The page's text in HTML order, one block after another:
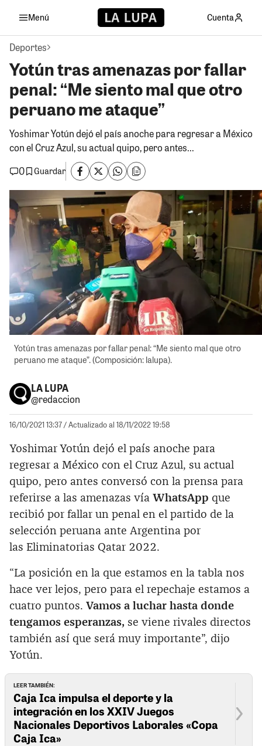
Menú Cuenta
Deportes
Yotún tras amenazas por fallar
penal: “Me siento mal que otro
peruano me ataque”
Yoshimar Yotún dejó el país anoche para regresar a México
con el Cruz Azul, su actual quipo, pero antes...
0
Guardar
Yotún tras amenazas por fallar penal: “Me siento mal que otro
peruano me ataque”. (Composición: lalupa).
LA LUPA
@redaccion
16/10/2021 13:37/ Actualizado al 18/11/2022 19:58
Yoshimar Yotún dejó el país anoche para
regresar a México con el Cruz Azul, su actual
quipo, pero antes conversó con la prensa para
referirse a las amenazas vía WhatsApp que
recibió por fallar un penal en el partido de la
selección peruana ante Argentina por
las Eliminatorias Qatar 2022.
“La posición en la que estamos en la tabla nos
hace ver lejos, pero para el repechaje estamos a
cuatro puntos. Vamos a luchar hasta donde
tengamos esperanzas, se viene rivales directos
también así que será muy importante”, dijo
Yotún.
LEER TAMBIÉN:
Caja Ica impulsa el deporte y la
integración en los XXIV Juegos
Nacionales Deportivos Laborales «Copa
Caja Ica»